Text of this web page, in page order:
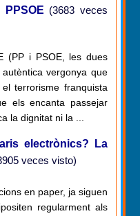
(3683 veces
(PP i PSOE, les dues
vergonya que
terrorisme franquista
els encanta passejar
la dignitat ni la ...
electrònics? La
veces visto)
en paper, ja siguen
regularment als